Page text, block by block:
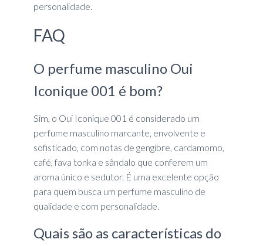
personalidade.
FAQ
O perfume masculino Oui
Iconique 001 é bom?
Sim, o Oui Iconique 001 é considerado um
perfume masculino marcante, envolvente e
sofisticado, com notas de gengibre, cardamomo,
café, fava tonka e sândalo que conferem um
aroma único e sedutor. É uma excelente opção
para quem busca um perfume masculino de
qualidade e com personalidade.
Quais são as características do